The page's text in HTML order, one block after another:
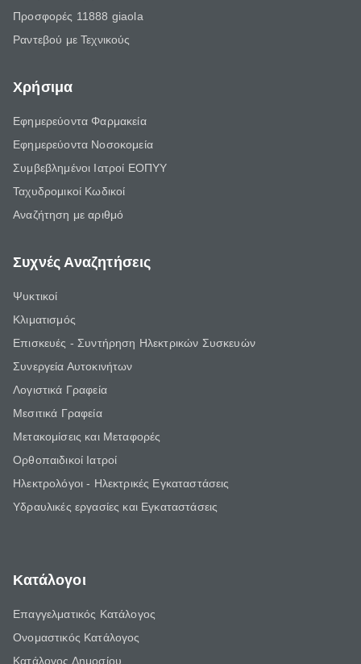
Προσφορές 11888 giaola
Ραντεβού με Τεχνικούς
Χρήσιμα
Εφημερεύοντα Φαρμακεία
Εφημερεύοντα Νοσοκομεία
Συμβεβλημένοι Ιατροί ΕΟΠΥΥ
Ταχυδρομικοί Κωδικοί
Αναζήτηση με αριθμό
Συχνές Αναζητήσεις
Ψυκτικοί
Κλιματισμός
Επισκευές - Συντήρηση Ηλεκτρικών Συσκευών
Συνεργεία Αυτοκινήτων
Λογιστικά Γραφεία
Μεσιτικά Γραφεία
Μετακομίσεις και Μεταφορές
Ορθοπαιδικοί Ιατροί
Ηλεκτρολόγοι - Ηλεκτρικές Εγκαταστάσεις
Υδραυλικές εργασίες και Εγκαταστάσεις
Κατάλογοι
Επαγγελματικός Κατάλογος
Ονομαστικός Κατάλογος
Κατάλογος Δημοσίου